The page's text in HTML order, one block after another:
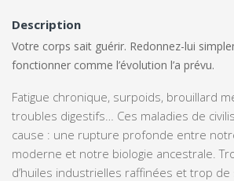
Description
Votre corps sait guérir. Redonnez-lui
fonctionner comme l’évolution l’a prévu.
Fatigue chronique, surpoids, brouillard
troubles digestifs… Ces maladies de
cause : une rupture profonde entre
moderne et notre biologie ancestrale.
d’huiles industrielles raffinées et trop